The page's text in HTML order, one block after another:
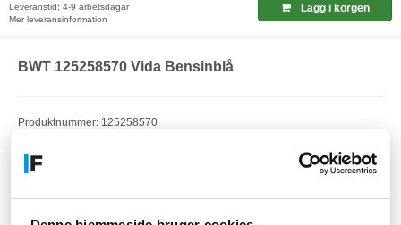
Leveranstid: 4-9 arbetsdagar
Mer leveransinformation
Lägg i korgen
BWT 125258570 Vida Bensinblå
Produktnummer: 125258570
Artikelnummer: F23014509